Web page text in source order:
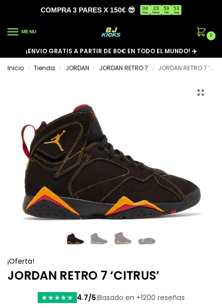
COMPRA 3 PARES X 150€ 😎 04
Días
23
Horas
59
Min
53
Seg
MENU
0
¡ENVIO GRATIS A PARTIR DE 80€ EN TODO EL MUNDO! ✈️
Inicio
/ Tienda / JORDAN / JORDAN RETRO 7 / JORDAN RETRO 7 ‘CITRUS’
¡Oferta!
JORDAN RETRO 7 ‘CITRUS’
★★★★★ 4.7/5|Basado en +1200 reseñas